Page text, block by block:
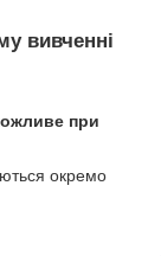
вивченні
при
окремо